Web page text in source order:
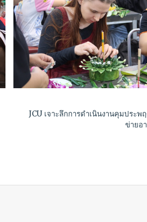
JCU เจาะลึกการดำเนินงานคุมประพ
ข่ายอ